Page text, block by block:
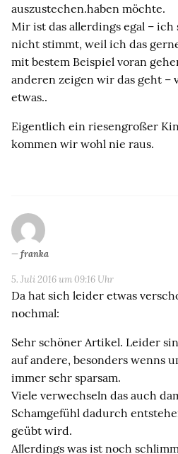
auszustechen.haben möchte.
Mir ist das allerdings egal – ich
nicht stimmt, weil ich das
mit bestem Beispiel voran
anderen zeigen wir das geht –
etwas..
Eigentlich ein riesengroßer
kommen wir wohl nie raus.
franka
5. Juli 2016 um 09:16 Uhr
Da hat sich leider etwas
nochmal:
Sehr schöner Artikel. Leider
auf andere, besonders wenns
immer sehr sparsam.
Viele verwechseln das auch
Schamgefühl dadurch
geübt wird.
Allerdings was ist noch